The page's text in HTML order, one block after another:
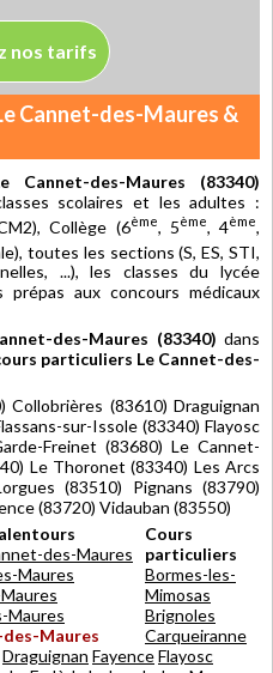
nos tarifs
Cannet-des-Maures &
des-Maures (83340)
scolaires et les adultes :
Collège (6ème, 5ème, 4ème,
toutes les sections (S, ES, STI,
...), les classes du lycée
prépas aux concours médicaux
des-Maures (83340) dans
particuliers Le Cannet-des-
Collobrières (83610) Draguignan
sur-Issole (83340) Flayosc
Freinet (83680) Le Cannet-
Le Thoronet (83340) Les Arcs
(83510) Pignans (83790)
(83720) Vidauban (83550)
des-Maures
Maures
Maures
Maures
Cours
particuliers
Bormes-les-
Mimosas
Brignoles
Carqueiranne
Draguignan FayenceFlayosc